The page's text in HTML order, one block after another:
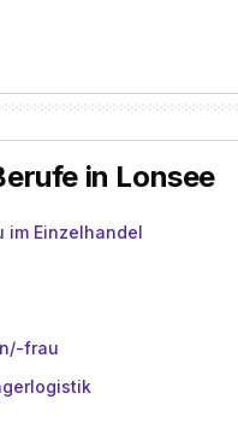
in Lonsee
im Einzelhandel
frau